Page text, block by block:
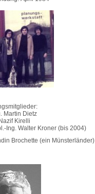
Martin Dietz
Kirelli
Ing. Walter Kroner (bis 2004)
Brochette (ein Münsterländer)